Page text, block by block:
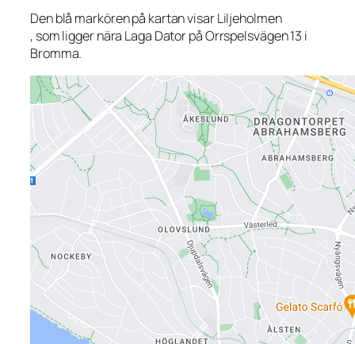
Den blå markören på kartan visar Liljeholmen
, som ligger nära Laga Dator på Orrspelsvägen 13 i
Bromma.